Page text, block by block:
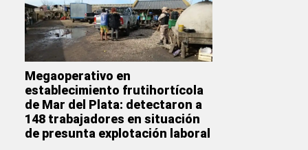
Megaoperativo en
establecimiento frutihortícola
de Mar del Plata: detectaron a
148 trabajadores en situación
de presunta explotación laboral